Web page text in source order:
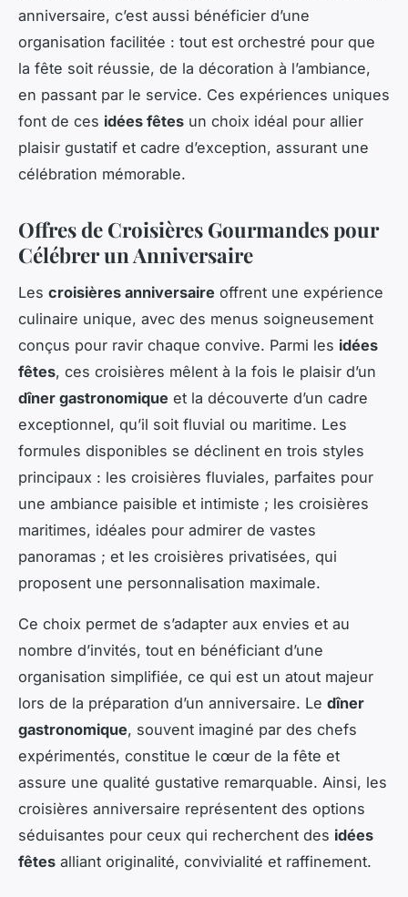
anniversaire, c’est aussi bénéficier d’une
organisation facilitée : tout est orchestré pour que
la fête soit réussie, de la décoration à l’ambiance,
en passant par le service. Ces expériences uniques
font de ces idées fêtes un choix idéal pour allier
plaisir gustatif et cadre d’exception, assurant une
célébration mémorable.
Offres de Croisières Gourmandes pour
Célébrer un Anniversaire
Les croisières anniversaire offrent une expérience
culinaire unique, avec des menus soigneusement
conçus pour ravir chaque convive. Parmi les idées
fêtes, ces croisières mêlent à la fois le plaisir d’un
dîner gastronomique et la découverte d’un cadre
exceptionnel, qu’il soit fluvial ou maritime. Les
formules disponibles se déclinent en trois styles
principaux : les croisières fluviales, parfaites pour
une ambiance paisible et intimiste ; les croisières
maritimes, idéales pour admirer de vastes
panoramas ; et les croisières privatisées, qui
proposent une personnalisation maximale.
Ce choix permet de s’adapter aux envies et au
nombre d’invités, tout en bénéficiant d’une
organisation simplifiée, ce qui est un atout majeur
lors de la préparation d’un anniversaire. Le dîner
gastronomique, souvent imaginé par des chefs
expérimentés, constitue le cœur de la fête et
assure une qualité gustative remarquable. Ainsi, les
croisières anniversaire représentent des options
séduisantes pour ceux qui recherchent des idées
fêtes alliant originalité, convivialité et raffinement.